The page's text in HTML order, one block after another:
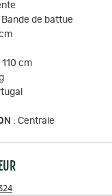
Bande de battue
110 cm
: Centrale